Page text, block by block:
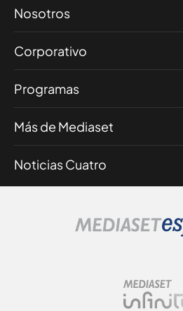
Nosotros
Corporativo
Programas
Más de Mediaset
Noticias Cuatro